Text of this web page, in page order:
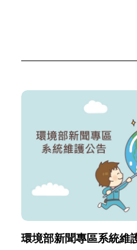
環境部新聞專區系統維